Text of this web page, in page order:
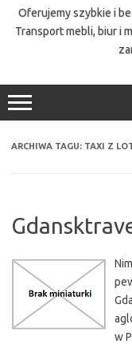
Oferujemy szybkie i
Transport mebli, biur i
ARCHIWA TAGU: TAXI Z
w